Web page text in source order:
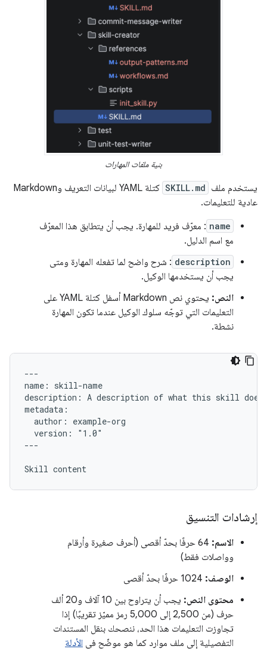
بنية ملفات المهارات
يستخدم ملف SKILL.md
كتلة YAML لبيانات التعريف وMarkdown
عادية للتعليمات.
name : معرّف فريد للمهارة. يجب أن يتطابق هذا المعرّف
مع اسم الدليل.
description : شرح واضح لما تفعله المهارة ومتى
يجب أن يستخدمها الوكيل.
النص:
يحتوي نص Markdown أسفل كتلة YAML على
التعليمات التي توجّه سلوك الوكيل عندما تكون المهارة
نشطة.
---
name: skill-name
description: A description of what this skill does
metadata:
  author: example-org
  version: "1.0"
---
إرشادات التنسيق
الاسم:
64 حرفًا بحدّ أقصى (أحرف صغيرة وأرقام
وواصلات فقط)
الوصف:
محتوى النص:
يجب أن يتراوح بين 10 آلاف و20 ألف
حرف (من 2,500 إلى 5,000 رمز مميّز تقريبًا) إذا
تجاوزت التعليمات هذا الحد، ننصحك بنقل المستندات
التفصيلية إلى ملف موارد كما هو موضّح في الأدلة